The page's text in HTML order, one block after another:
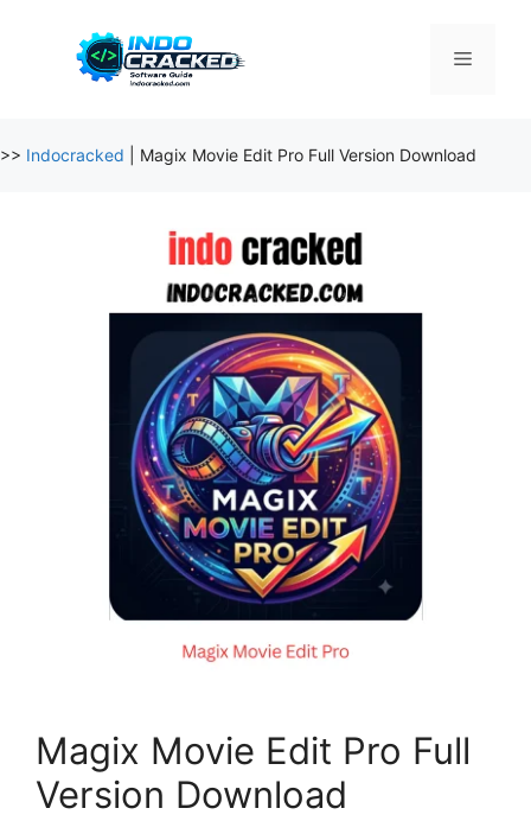
Menu
>> Indocracked Magix Movie Edit Pro Full Version Download
Magix Movie Edit Pro Full
Version Download